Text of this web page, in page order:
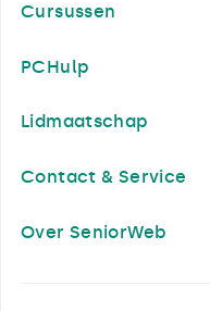
Cursussen
PCHulp
Lidmaatschap
Contact & Service
Over SeniorWeb